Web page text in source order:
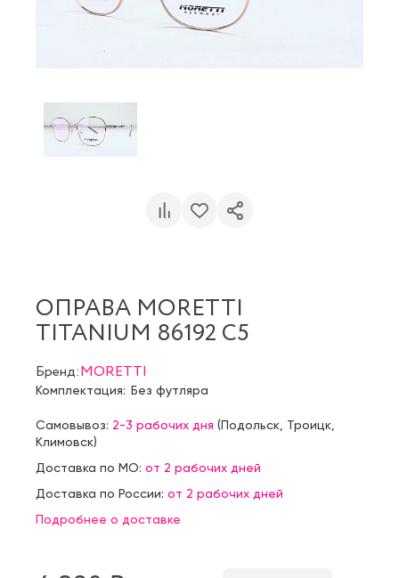
ОПРАВА MORETTI
TITANIUM 86192 C5
Бренд:MORETTI
Комплектация: Без футляра
Самовывоз: 2-3 рабочих дня (Подольск Троицк
Климовск)
Доставка по МО: от 2 рабочих дней
Доставка по России: от 2 рабочих дней
Подробнее о доставке